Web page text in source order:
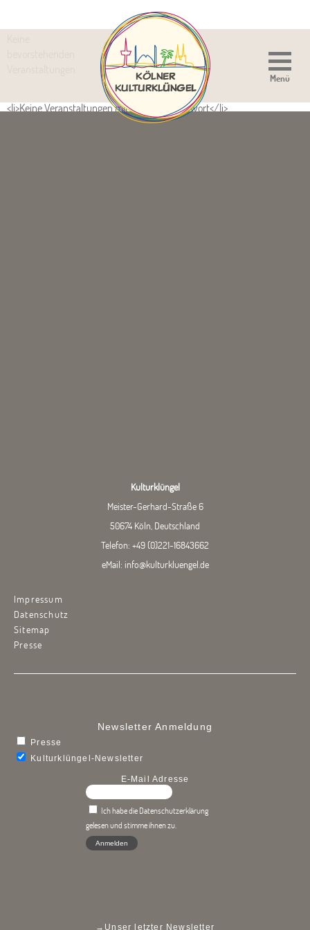
<li>Keine Veranstaltungen mit diesem Schlagwort</li>
Kulturklüngel
Meister-Gerhard-Straße 6
50674 Köln, Deutschland
Telefon: +49 (0)221-16843662
eMail: info@kulturkluengel.de
Impressum
Datenschutz
Sitemap
Presse
Newsletter Anmeldung
Presse
Kulturklüngel-Newsletter
E-Mail Adresse
Ich habe die Datenschutzerklärung
gelesen und stimme ihnen zu.
→ Unser letzter Newsletter
Menü